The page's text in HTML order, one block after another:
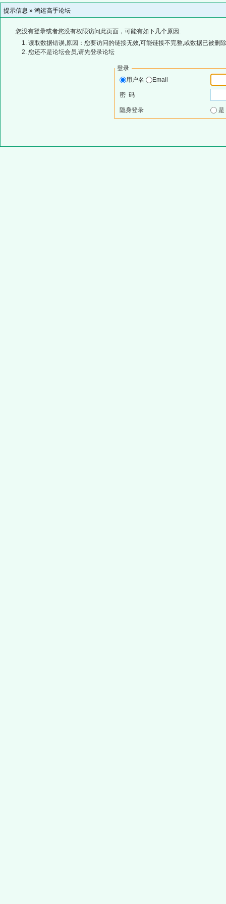
提示信息 » 鸿运高手论坛
您没有登录或者您没有权限访问此页面，可能有如下几个原因:
读取数据错误,原因：您要访问的链接无效,可能链接不完整,或数据已被删
您还不是论坛会员,请先登录论坛
登录
用户名
Email
密 码
隐身登录